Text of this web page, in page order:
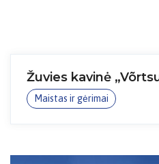
Žuvies kavinė
Maistas ir gėrimai